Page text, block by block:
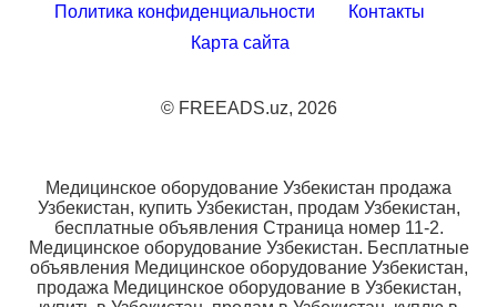
Политика конфиденциальности
Контакты
Карта сайта
© FREEADS.uz, 2026
Медицинское оборудование Узбекистан продажа
Узбекистан, купить Узбекистан, продам Узбекистан,
бесплатные объявления Страница номер 11-2.
Медицинское оборудование Узбекистан. Бесплатные
объявления Медицинское оборудование Узбекистан,
продажа Медицинское оборудование в Узбекистан,